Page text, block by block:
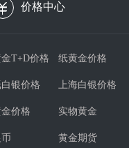
价格中心
T+D价格 纸黄金价格
银价格 上海白银价格
价格 实物黄金
黄金期货